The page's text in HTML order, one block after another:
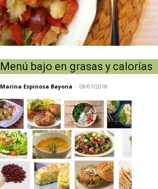
Menú bajo en grasas y calorías
Marina Espinosa Bayona - 08/01/2018